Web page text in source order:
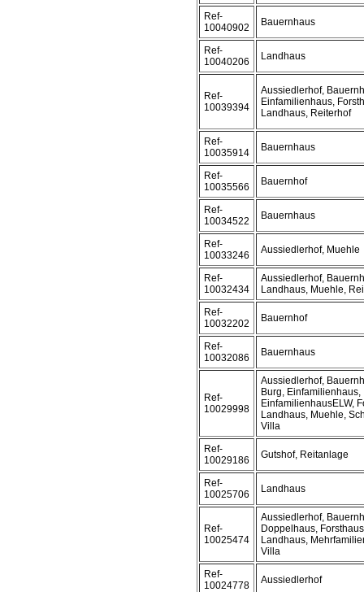
Ref-
10040902
Bauernhaus
Ref-
10040206
Landhaus
Ref-
10039394
Aussiedlerhof,
Einfamilienhaus,
Landhaus, Reiterhof
Ref-
10035914
Bauernhaus
Ref-
10035566
Bauernhof
Ref-
10034522
Bauernhaus
Ref-
10033246
Aussiedlerhof, Muehle
Ref-
10032434
Aussiedlerhof,
Landhaus, Muehle,
Ref-
10032202
Bauernhof
Ref-
10032086
Bauernhaus
Ref-
10029998
Aussiedlerhof,
Burg, Einfamilienhaus,
EinfamilienhausELW,
Landhaus, Muehle,
Villa
Ref-
10029186
Gutshof, Reitanlage
Ref-
10025706
Landhaus
Ref-
10025474
Aussiedlerhof,
Doppelhaus,
Landhaus,
Villa
Ref-
10024778
Aussiedlerhof